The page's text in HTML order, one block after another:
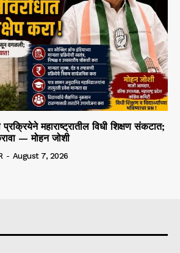
प्रक्रियेने महाराष्ट्रातील विधी शिक्षण संकटात;
— मोहन जोशी
- August 7, 2026